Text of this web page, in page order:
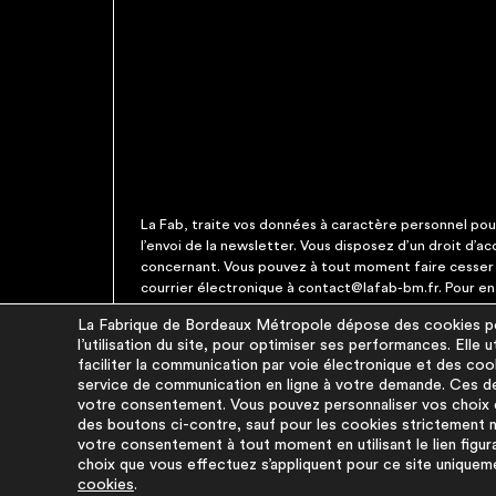
La Fab, traite vos données à caractère personnel
l’envoi de la newsletter. Vous disposez d’un droit
concernant. Vous pouvez à tout moment faire
courrier électronique à contact@lafab-bm.fr. Pour
À PROPOS
La démarche
La base du réemploi
FAQ
La Fabrique de Bordeaux Métropole dépose des cookies
l’utilisation du site, pour optimiser ses performances.
faciliter la communication par voie électronique et des
service de communication en ligne à votre demande. Ces
votre consentement. Vous pouvez personnaliser vos
des boutons ci-contre, sauf pour les cookies strictement
votre consentement à tout moment en utilisant le lien
choix que vous effectuez s’appliquent pour ce site
cookies.